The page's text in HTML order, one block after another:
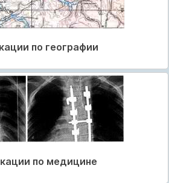
по географии
по медицине